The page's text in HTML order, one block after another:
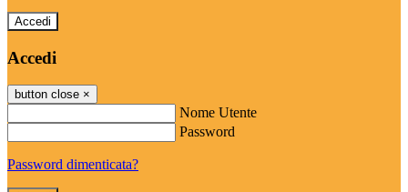
Accedi
Accedi
button close ×
Nome Utente
Password
Password dimenticata?